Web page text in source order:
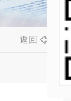
返回